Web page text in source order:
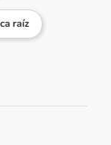
raíz